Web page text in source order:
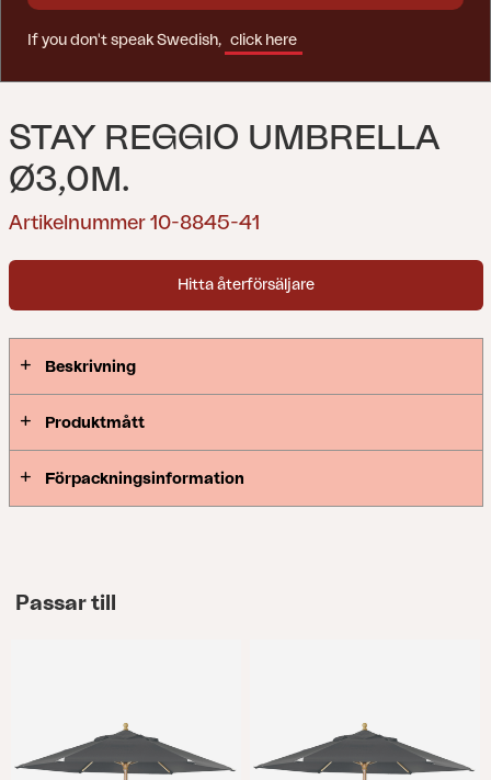
STAY REGGIO UMBRELLA
Ø3,0M.
Artikelnummer 10-8845-41
Hitta återförsäljare
Beskrivning
Produktmått
Förpackningsinformation
Passar till
If you don't speak Swedish, click here